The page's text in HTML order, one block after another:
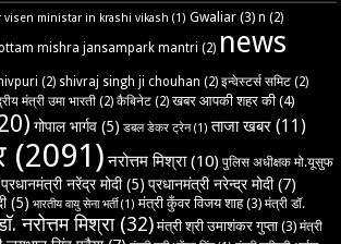
visen ministar in krashi vikash (1) Gwaliar (3) n (2)
mishra jansampark mantri (2) news
(2) shivraj singh ji chouhan (2) इन्वेस्टर्स समिट (2)
मंत्री उमा भारती (2) कैबिनेट (2) खबर आपकी शहर की (4)
गोपाल भार्गव (5) डबल डेकर ट्रेन(1) ताजा खबर (11)
(2091) नरोत्तम मिश्रा(10) पुलिस अधीक्षक मो.यूसुफ
प्रधानमंत्री नरेंद्र मोदी(5) प्रधानमंत्री नरेन्द्र मोदी(7)
(5) भारतीय वायु सेना भर्ती(1) मंत्री कुँवर विजय शाह(3) मंत्री डॉ.
नरोत्तम मिश्रा(32) मंत्री श्री उमाशंकर गुप्ता (3) मंत्री